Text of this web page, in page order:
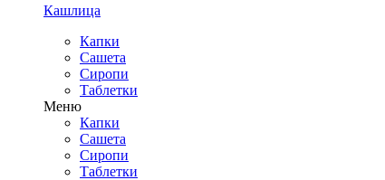
Кашлица
Капки
Сашета
Сиропи
Таблетки
Меню
Капки
Сашета
Сиропи
Таблетки